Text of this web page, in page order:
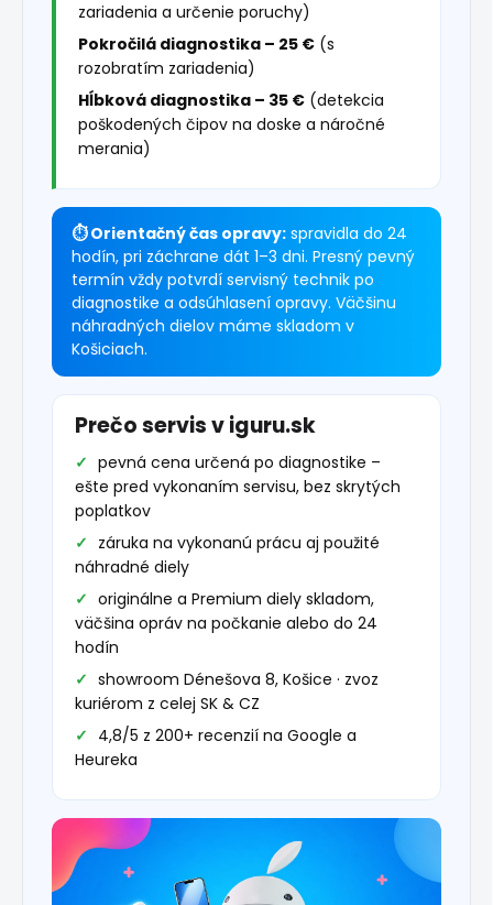
zariadenia a určenie poruchy)
Pokročilá diagnostika – 25 € (s
rozobratím zariadenia)
Hĺbková diagnostika – 35 € (detekcia
poškodených čipov na doske a náročné
merania)
⏱ Orientačný čas opravy: spravidla do 24
hodín, pri záchrane dát 1–3 dni. Presný pevný
termín vždy potvrdí servisný technik po
diagnostike a odsúhlasení opravy. Väčšinu
náhradných dielov máme skladom v
Košiciach.
Prečo servis v iguru.sk
pevná cena určená po diagnostike –
ešte pred vykonaním servisu, bez skrytých
poplatkov
záruka na vykonanú prácu aj použité
náhradné diely
originálne a Premium diely skladom,
väčšina opráv na počkanie alebo do 24
hodín
showroom Dénešova 8, Košice · zvoz
kuriérom z celej SK & CZ
4,8/5 z 200+ recenzií na Google a
Heureka